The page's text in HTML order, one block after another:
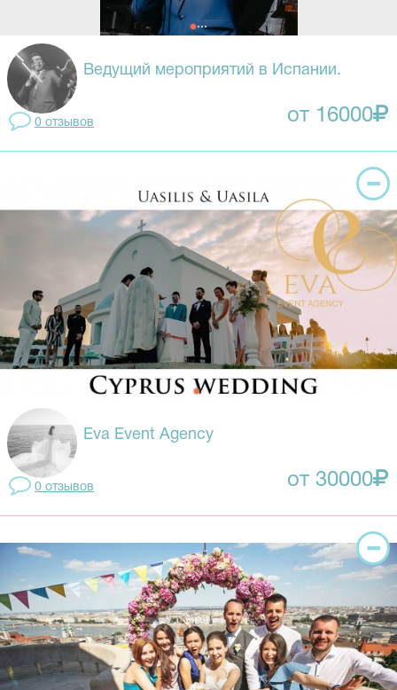
Ведущий мероприятий в Испании.
0 отзывов от 16000
Eva Event Agency
0 отзывов от 30000